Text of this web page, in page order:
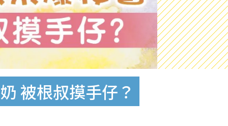
被根叔摸手仔？